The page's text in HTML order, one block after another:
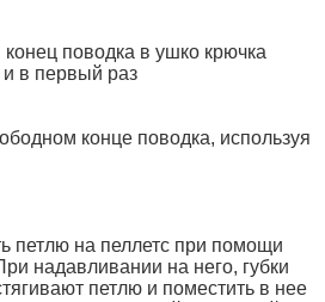
поводка в ушко крючка
и в первый раз
конце поводка, используя
петлю на пеллетс при помощи
надавливании на него, губки
петлю и поместить в нее